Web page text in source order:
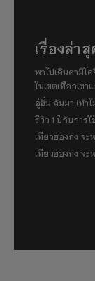
เรื่องล่าสุ
พาไปเดินคามิโ
ในเขตเทือกเข
อู่ฮั่น ฉันมา (ทำ
รีวิว 1 ปีกับการ
เที่ยวฮ่องกง จะ
เที่ยวฮ่องกง จะห